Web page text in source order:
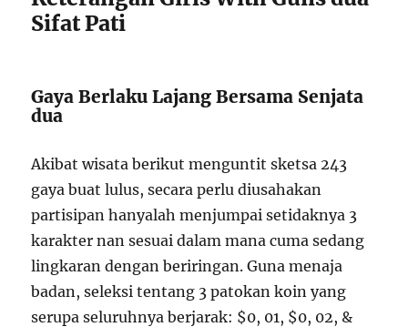
Sifat Pati
Gaya Berlaku Lajang Bersama Senjata
dua
Akibat wisata berikut menguntit sketsa 243
gaya buat lulus, secara perlu diusahakan
partisipan hanyalah menjumpai setidaknya 3
karakter nan sesuai dalam mana cuma sedang
lingkaran dengan beriringan. Guna menaja
badan, seleksi tentang 3 patokan koin yang
serupa seluruhnya berjarak: $0, 01, $0, 02, &